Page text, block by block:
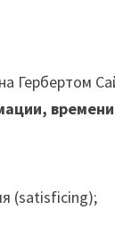
Гербертом
(satisficing);